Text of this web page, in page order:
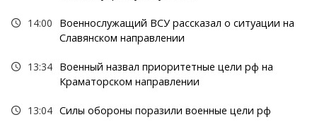
14:00
Военнослужащий ВСУ рассказал о ситуации на
Славянском направлении
13:34 Военный назвал приоритетные цели рф на
Краматорском направлении
13:04 Силы обороны поразили военные цели рф